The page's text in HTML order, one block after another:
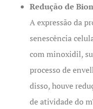
Redução de
A expressão da
senescência
com minoxidil,
processo de
disso, houve
de atividade do